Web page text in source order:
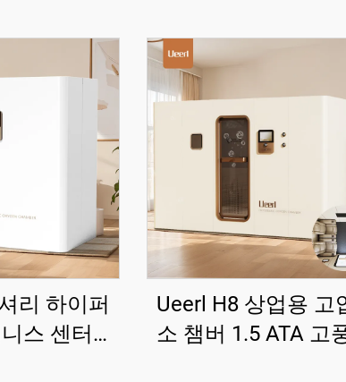
리 하이퍼
스 센터를
Ueerl H8 상업용 고
소 챔버 1.5 ATA 고